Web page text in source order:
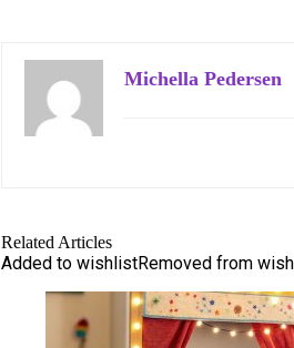
Michella Pedersen
Related Articles
Added to wishlistRemoved from